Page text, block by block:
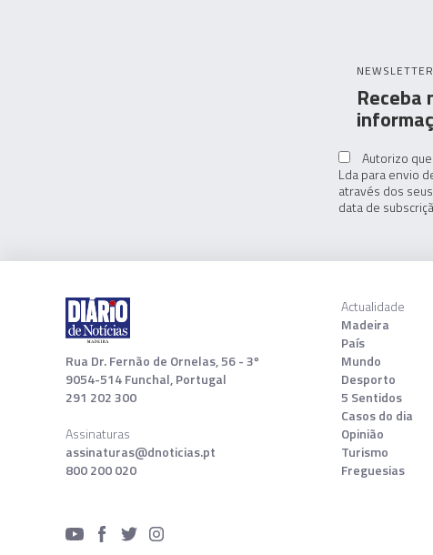
Receba
Autorizo
Lda para envio
através dos
data de
Rua Dr. Fernão de Ornelas, 56 - 3º
9054-514 Funchal, Portugal
291 202 300
Assinaturas
assinaturas@dnoticias.pt
800 200 020
Actualidade
Madeira
País
Mundo
Desporto
5 Sentidos
Casos do dia
Opinião
Turismo
Freguesias